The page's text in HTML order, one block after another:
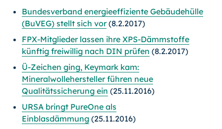
Bundesverband energieeffiziente Gebäudehülle
(BuVEG) stellt sich vor(8.2.2017)
FPX-Mitglieder lassen ihre XPS-Dämmstoffe
künftig freiwillig nach DIN prüfen (8.2.2017)
Ü-Zeichen ging, Keymark kam:
Mineralwollehersteller führen neue
Qualitätssicherung ein (25.11.2016)
URSA bringt PureOne als
Einblasdämmung (25.11.2016)